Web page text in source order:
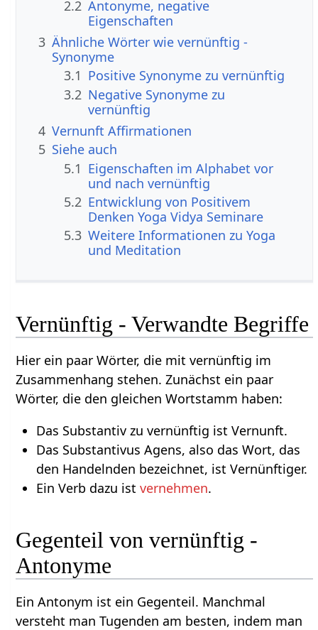
2.2 Antonyme, negative
Eigenschaften
3 Ähnliche Wörter wie vernünftig -
Synonyme
3.1 Positive Synonyme zu vernünftig
3.2 Negative Synonyme zu
vernünftig
4 Vernunft Affirmationen
5 Siehe auch
5.1 Eigenschaften im Alphabet vor
und nach vernünftig
5.2 Entwicklung von Positivem
Denken Yoga Vidya Seminare
5.3 Weitere Informationen zu Yoga
und Meditation
Vernünftig - Verwandte Begriffe
Hier ein paar Wörter, die mit vernünftig im
Zusammenhang stehen. Zunächst ein paar
Wörter, die den gleichen Wortstamm haben:
Das Substantiv zu vernünftig ist Vernunft.
Das Substantivus Agens, also das Wort, das
den Handelnden bezeichnet, ist Vernünftiger.
Ein Verb dazu ist vernehmen.
Gegenteil von vernünftig -
Antonyme
Ein Antonym ist ein Gegenteil. Manchmal
versteht man Tugenden am besten, indem man